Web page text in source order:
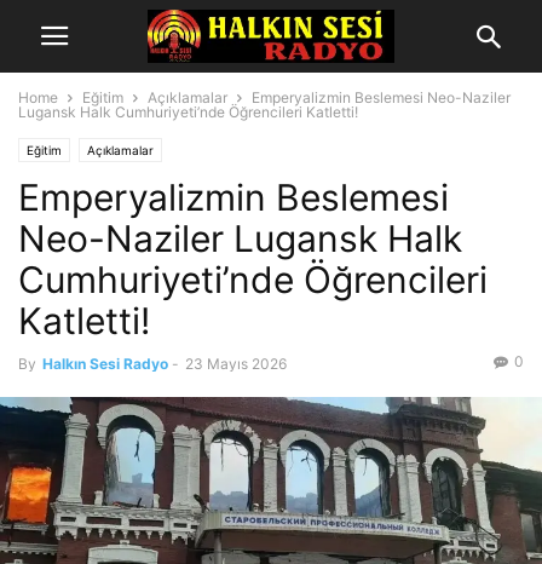
Home Eğitim Açıklamalar
Emperyalizmin Beslemesi Neo-Naziler
Lugansk Halk Cumhuriyeti’nde Öğrencileri Katletti!
Eğitim Açıklamalar
Emperyalizmin Beslemesi
Neo-Naziler Lugansk Halk
Cumhuriyeti’nde Öğrencileri
Katletti!
By Halkın Sesi Radyo - 23 Mayıs 2026 0